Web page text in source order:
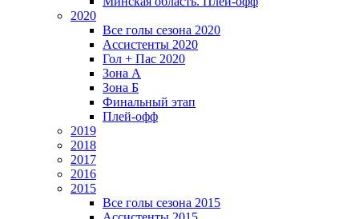
2020
Все голы сезона 2020
Ассистенты 2020
Гол + Пас 2020
Зона А
Зона Б
Финальный этап
Плей-офф
2019
2018
2017
2016
2015
Все голы сезона 2015